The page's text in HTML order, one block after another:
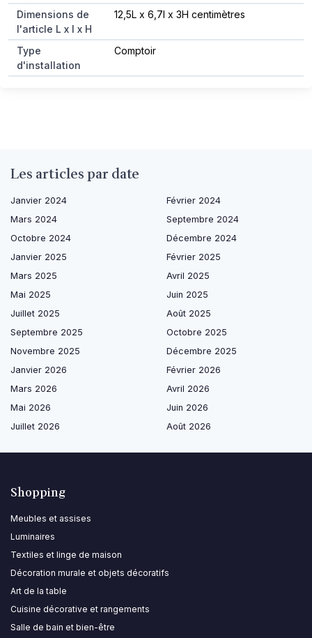
Dimensions de
l'article L x l x H
12,5L x 6,7l x 3H centimètres
Type
d'installation
Comptoir
Les articles par date
Janvier 2024
Février 2024
Mars 2024
Septembre 2024
Octobre 2024
Décembre 2024
Janvier 2025
Février 2025
Mars 2025
Avril 2025
Mai 2025
Juin 2025
Juillet 2025
Août 2025
Septembre 2025
Octobre 2025
Novembre 2025
Décembre 2025
Janvier 2026
Février 2026
Mars 2026
Avril 2026
Mai 2026
Juin 2026
Juillet 2026
Août 2026
Shopping
Meubles et assises
Luminaires
Textiles et linge de maison
Décoration murale et objets décoratifs
Art de la table
Cuisine décorative et rangements
Salle de bain et bien-être